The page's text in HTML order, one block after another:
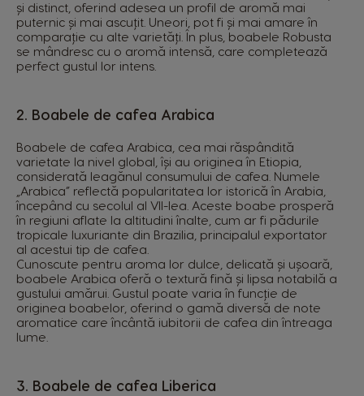
și distinct, oferind adesea un profil de aromă mai
puternic și mai ascuțit. Uneori, pot fi și mai amare în
comparație cu alte varietăți. În plus, boabele Robusta
se mândresc cu o aromă intensă, care completează
perfect gustul lor intens.
2. Boabele de cafea Arabica
Boabele de cafea Arabica, cea mai răspândită
varietate la nivel global, își au originea în Etiopia,
considerată leagănul consumului de cafea. Numele
„Arabica” reflectă popularitatea lor istorică în Arabia,
începând cu secolul al VII-lea. Aceste boabe prosperă
în regiuni aflate la altitudini înalte, cum ar fi pădurile
tropicale luxuriante din Brazilia, principalul exportator
al acestui tip de cafea.
Cunoscute pentru aroma lor dulce, delicată și ușoară,
boabele Arabica oferă o textură fină și lipsa notabilă a
gustului amărui. Gustul poate varia în funcție de
originea boabelor, oferind o gamă diversă de note
aromatice care încântă iubitorii de cafea din întreaga
lume.
3. Boabele de cafea Liberica